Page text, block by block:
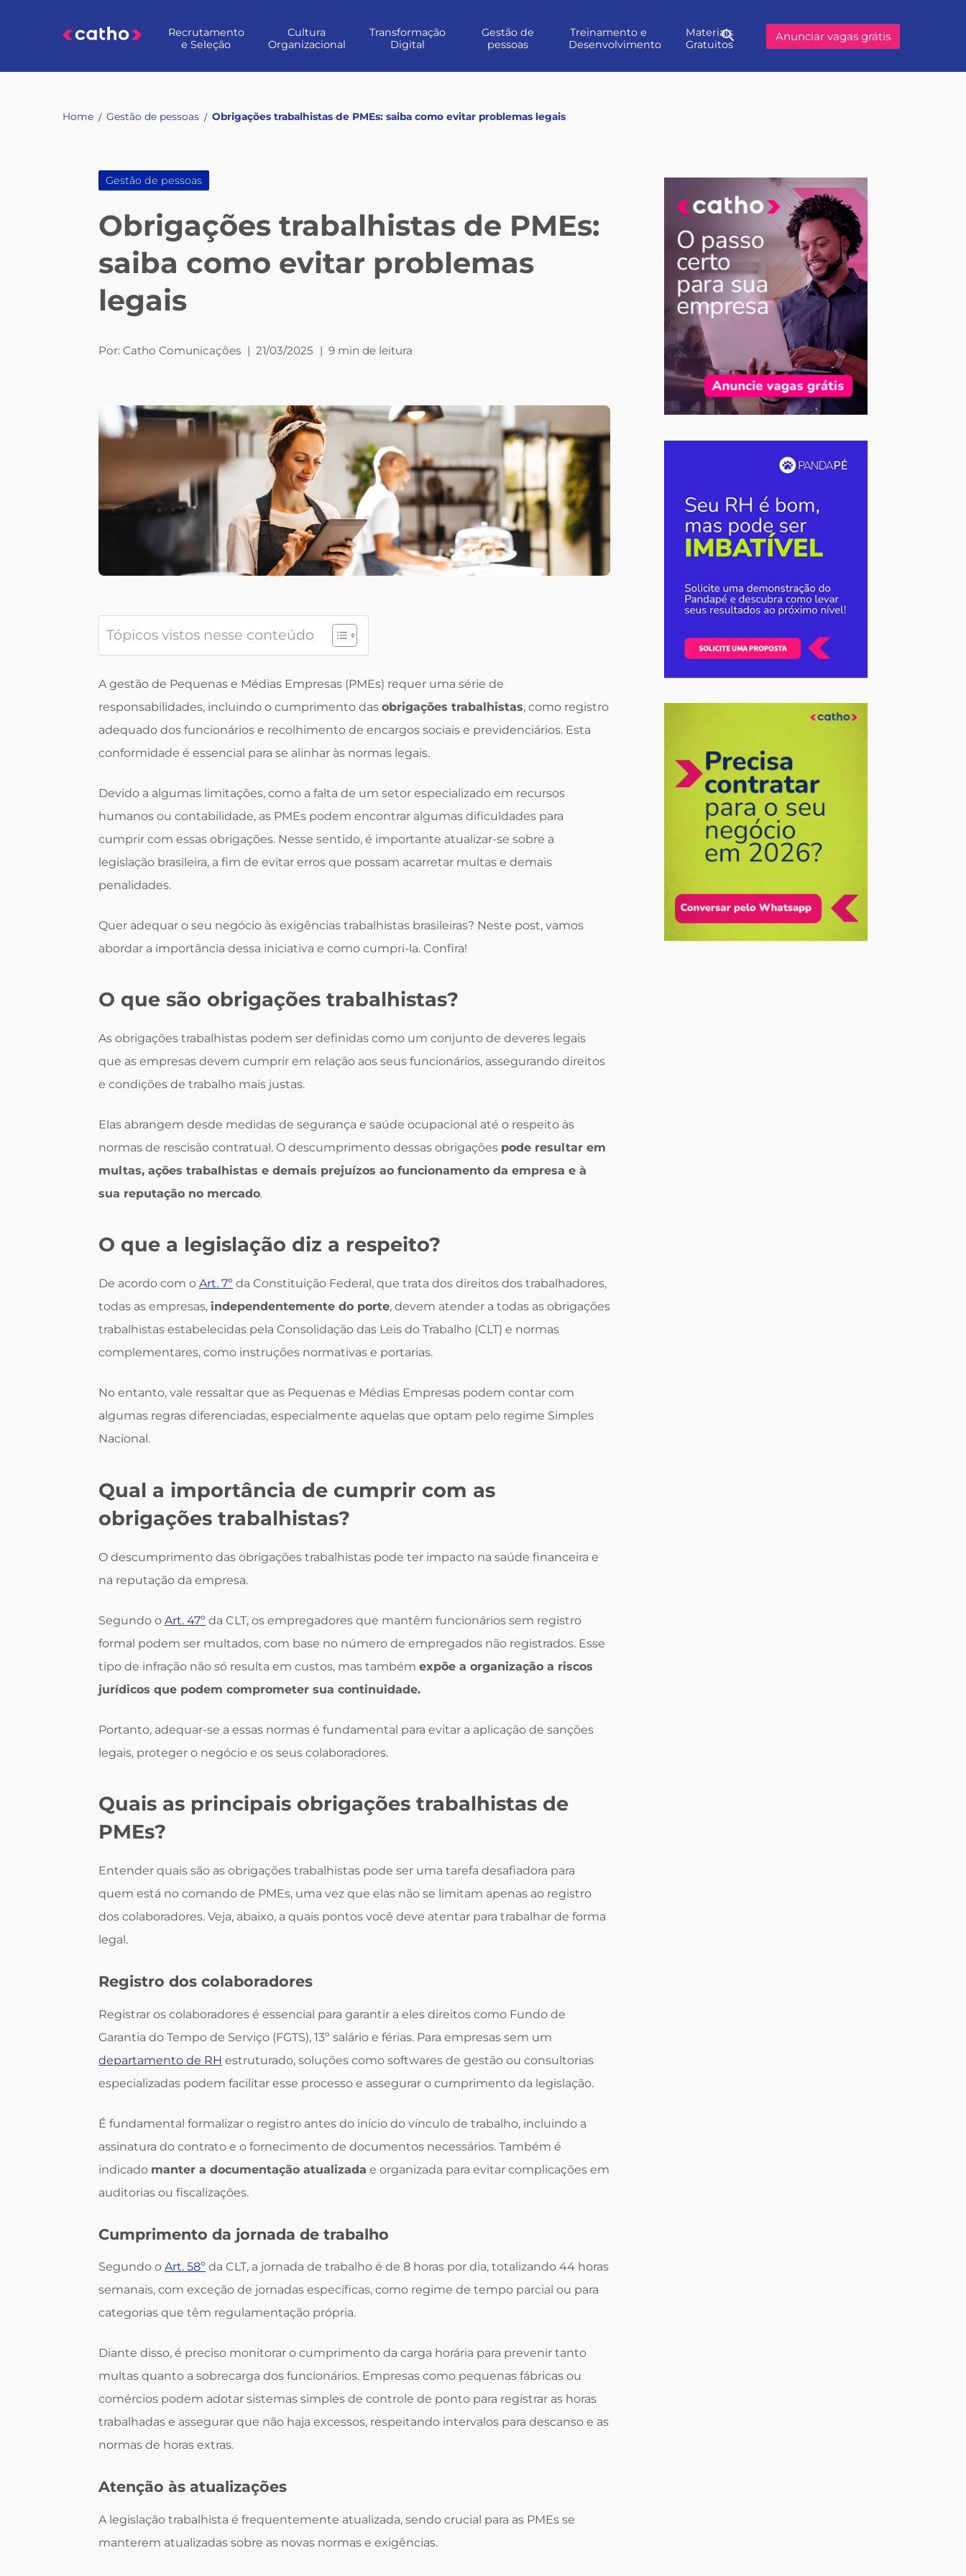
Recrutamento
e Seleção
Cultura
Organizacional
Transformação
Digital
Gestão de
pessoas
Treinamento e
Desenvolvimento
Materiais
Gratuitos
Anunciar vagas grátis
Home / Gestão de pessoas / Obrigações trabalhistas de PMEs: saiba como evitar problemas legais
Gestão de pessoas
Obrigações trabalhistas de PMEs:
saiba como evitar problemas
legais
Por: Catho Comunicações | 21/03/2025 | 9 min de leitura
Tópicos vistos nesse conteúdo
A gestão de Pequenas e Médias Empresas (PMEs) requer uma série de
responsabilidades, incluindo o cumprimento das obrigações trabalhistas, como registro
adequado dos funcionários e recolhimento de encargos sociais e previdenciários. Esta
conformidade é essencial para se alinhar às normas legais.
Devido a algumas limitações, como a falta de um setor especializado em recursos
humanos ou contabilidade, as PMEs podem encontrar algumas dificuldades para
cumprir com essas obrigações. Nesse sentido, é importante atualizar-se sobre a
legislação brasileira, a fim de evitar erros que possam acarretar multas e demais
penalidades.
Quer adequar o seu negócio às exigências trabalhistas brasileiras? Neste post, vamos
abordar a importância dessa iniciativa e como cumpri-la. Confira!
O que são obrigações trabalhistas?
As obrigações trabalhistas podem ser definidas como um conjunto de deveres legais
que as empresas devem cumprir em relação aos seus funcionários, assegurando direitos
e condições de trabalho mais justas.
Elas abrangem desde medidas de segurança e saúde ocupacional até o respeito às
normas de rescisão contratual. O descumprimento dessas obrigações pode resultar em
multas, ações trabalhistas e demais prejuízos ao funcionamento da empresa e à
sua reputação no mercado.
O que a legislação diz a respeito?
De acordo com o Art. 7º da Constituição Federal, que trata dos direitos dos trabalhadores,
todas as empresas, independentemente do porte, devem atender a todas as obrigações
trabalhistas estabelecidas pela Consolidação das Leis do Trabalho (CLT) e normas
complementares, como instruções normativas e portarias.
No entanto, vale ressaltar que as Pequenas e Médias Empresas podem contar com
algumas regras diferenciadas, especialmente aquelas que optam pelo regime Simples
Nacional.
Qual a importância de cumprir com as
obrigações trabalhistas?
O descumprimento das obrigações trabalhistas pode ter impacto na saúde financeira e
na reputação da empresa.
Segundo o Art. 47º da CLT, os empregadores que mantêm funcionários sem registro
formal podem ser multados, com base no número de empregados não registrados. Esse
tipo de infração não só resulta em custos, mas também expõe a organização a riscos
jurídicos que podem comprometer sua continuidade.
Portanto, adequar-se a essas normas é fundamental para evitar a aplicação de sanções
legais, proteger o negócio e os seus colaboradores.
Quais as principais obrigações trabalhistas de
PMEs?
Entender quais são as obrigações trabalhistas pode ser uma tarefa desafiadora para
quem está no comando de PMEs, uma vez que elas não se limitam apenas ao registro
dos colaboradores. Veja, abaixo, a quais pontos você deve atentar para trabalhar de forma
legal.
Registro dos colaboradores
Registrar os colaboradores é essencial para garantir a eles direitos como Fundo de
Garantia do Tempo de Serviço (FGTS), 13º salário e férias. Para empresas sem um
departamento de RH estruturado, soluções como softwares de gestão ou consultorias
especializadas podem facilitar esse processo e assegurar o cumprimento da legislação.
É fundamental formalizar o registro antes do início do vínculo de trabalho, incluindo a
assinatura do contrato e o fornecimento de documentos necessários. Também é
indicado manter a documentação atualizada e organizada para evitar complicações em
auditorias ou fiscalizações.
Cumprimento da jornada de trabalho
Segundo o Art. 58º da CLT, a jornada de trabalho é de 8 horas por dia, totalizando 44 horas
semanais, com exceção de jornadas específicas, como regime de tempo parcial ou para
categorias que têm regulamentação própria.
Diante disso, é preciso monitorar o cumprimento da carga horária para prevenir tanto
multas quanto a sobrecarga dos funcionários. Empresas como pequenas fábricas ou
comércios podem adotar sistemas simples de controle de ponto para registrar as horas
trabalhadas e assegurar que não haja excessos, respeitando intervalos para descanso e as
normas de horas extras.
Atenção às atualizações
A legislação trabalhista é frequentemente atualizada, sendo crucial para as PMEs se
manterem atualizadas sobre as novas normas e exigências.